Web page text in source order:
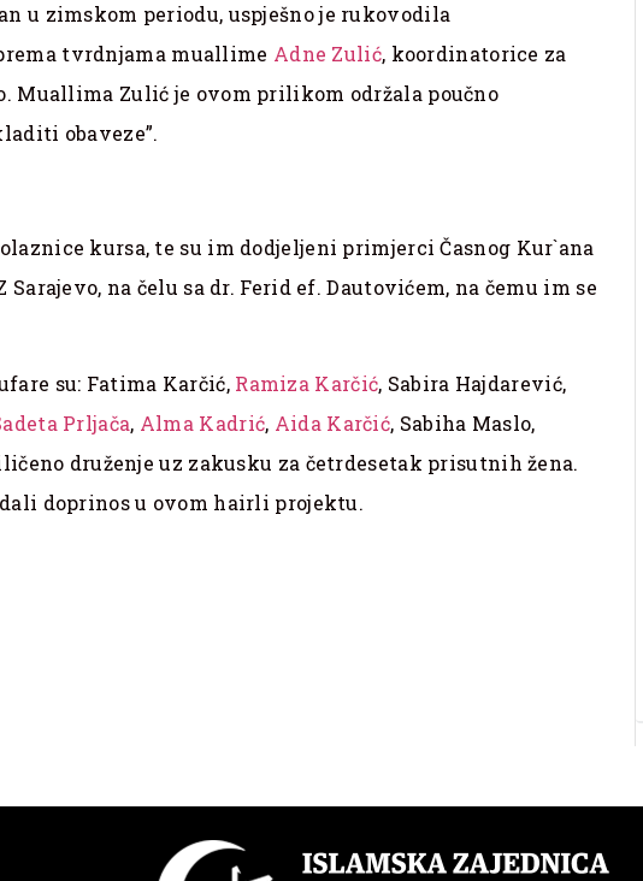
u zimskom periodu, uspješno je rukovodila
tvrdnjama muallime Adne Zulić, koordinatorice za
Muallima Zulić je ovom prilikom održala poučno
obaveze”.
kursa, te su im dodjeljeni primjerci Časnog Kur`ana
na čelu sa dr. Ferid ef. Dautovićem, na čemu im se
su: Fatima Karčić, Ramiza Karčić, Sabira Hajdarević,
Prljača, Alma Kadrić, Aida Karčić, Sabiha Maslo,
druženje uz zakusku za četrdesetak prisutnih žena.
doprinos u ovom hairli projektu.